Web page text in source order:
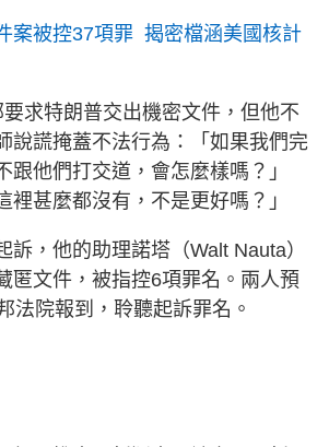
案被控37項罪 揭密檔涵美國核計
求特朗普交出機密文件，但他不
說謊掩蓋不法行為：「如果我們完
跟他們打交道，會怎麼樣嗎？」
裡甚麼都沒有，不是更好嗎？」
訴，他的助理諾塔（Walt Nauta）
匿文件，被指控6項罪名。兩人預
法院報到，聆聽起訴罪名。